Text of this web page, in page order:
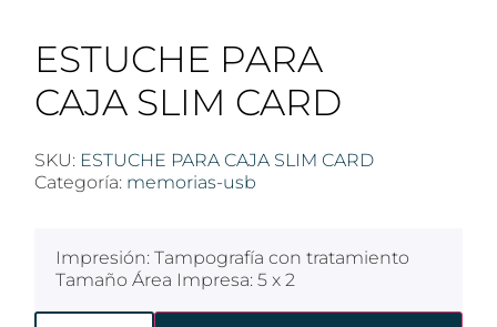
ESTUCHE PARA
CAJA SLIM CARD
SKU: ESTUCHE PARA CAJA SLIM CARD
Categoría: memorias-usb
Impresión: Tampografía con tratamiento
Tamaño Área Impresa: 5 x 2